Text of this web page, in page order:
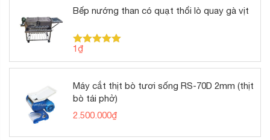
Bếp nướng than có quạt thổi lò quay gà vịt
Được xếp
hạng5.00
5 sao
1₫
Máy cắt thịt bò tươi sống RS-70D 2mm (thịt
bò tái phở)
2.500.000₫